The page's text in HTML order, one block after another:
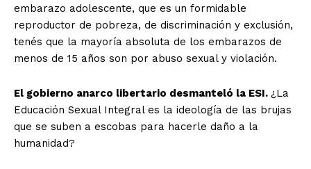
embarazo adolescente, que es un formidable
reproductor de pobreza, de discriminación y exclusión,
tenés que la mayoría absoluta de los embarazos de
menos de 15 años son por abuso sexual y violación.
El gobierno anarco libertario desmanteló la ESI. ¿La
Educación Sexual Integral es la ideología de las brujas
que se suben a escobas para hacerle daño a la
humanidad?